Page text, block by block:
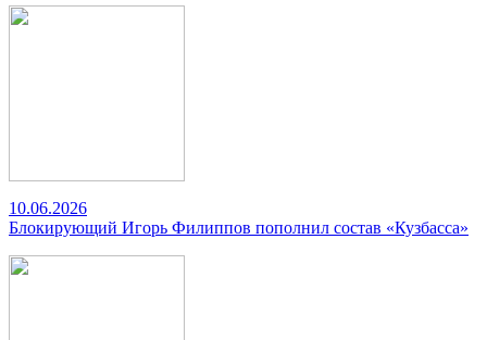
10.06.2026
Блокирующий Игорь Филиппов пополнил состав «Кузбасса»